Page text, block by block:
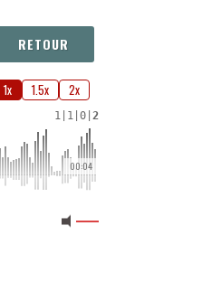
RETOUR
1x 1.5x 2x
1 1 0 2
00:04